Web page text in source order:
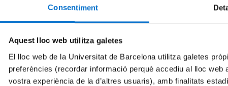
Consentiment
Aquest lloc web utilitza galetes
El lloc web de la Universitat de Barcelona utilitza galetes
preferències (recordar informació perquè accediu al lloc
vostra experiència de la d’altres usuaris), amb finalitats